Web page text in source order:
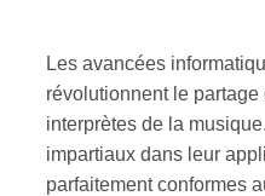
Les avancées
révolutionnent le
interprètes de la
impartiaux dans leur
parfaitement conformes